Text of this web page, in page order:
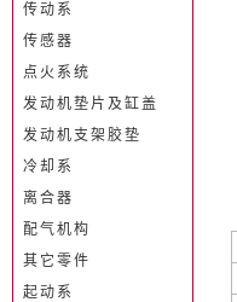
传动系
传感器
点火系统
发动机垫片及缸盖
发动机支架胶垫
冷却系
离合器
配气机构
其它零件
起动系